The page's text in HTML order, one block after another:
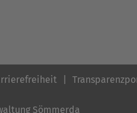
Sömmerda